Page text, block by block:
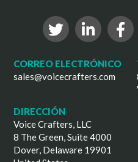
CORREO ELECTRÓNICO
sales@voicecrafters.com
DIRECCIÓN
Voice Crafters, LLC
8 The Green, Suite 4000
Dover, Delaware 19901